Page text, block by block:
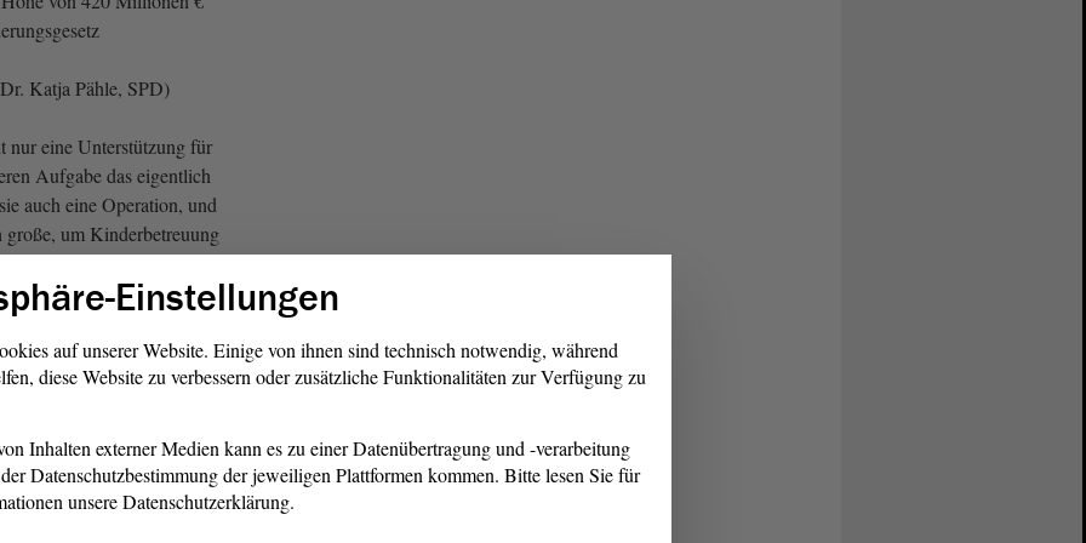
Katja Pähle, SPD)
nur eine Unterstützung für
Aufgabe das eigentlich
auch eine Operation, und
große, um Kinderbetreuung
wichtiges Stück Teilhabe
SPD und von Guido
Heuer, CDU: O Mann!)
dass man nicht noch
der Opposition
heraus
Berlin leicht fordern
machen, wenn
Einstellungen
auf unserer Website. Einige von ihnen sind technisch notwendig, während
diese Website zu verbessern oder zusätzliche Funktionalitäten zur Verfügung zu
Inhalten externer Medien kann es zu einer Datenübertragung und -verarbeitung
Datenschutzbestimmung der jeweiligen Plattformen kommen. Bitte lesen Sie für
unsere Datenschutzerklärung.